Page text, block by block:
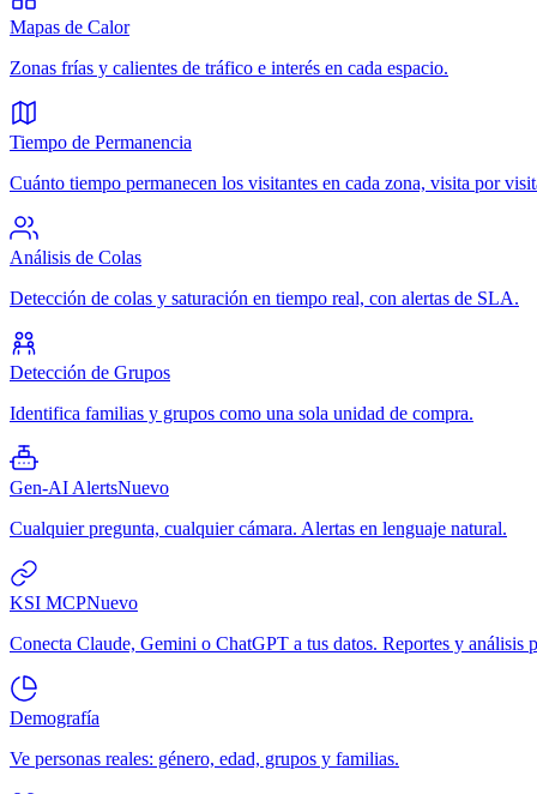
Mapas de Calor
Zonas frías y calientes de tráfico e interés en cada espacio.
Tiempo de Permanencia
Cuánto tiempo permanecen los visitantes en cada zona, visita por
Análisis de Colas
Detección de colas y saturación en tiempo real, con alertas de SLA.
Detección de Grupos
Identifica familias y grupos como una sola unidad de compra.
Gen-AI AlertsNuevo
Cualquier pregunta, cualquier cámara. Alertas en lenguaje natural.
KSI MCPNuevo
Conecta Claude, Gemini o ChatGPT a tus datos. Reportes y análisis
Demografía
Ve personas reales: género, edad, grupos y familias.